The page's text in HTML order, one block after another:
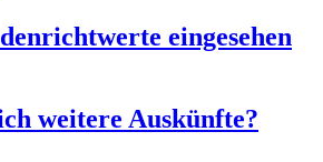
eingesehen
weitere Auskünfte?